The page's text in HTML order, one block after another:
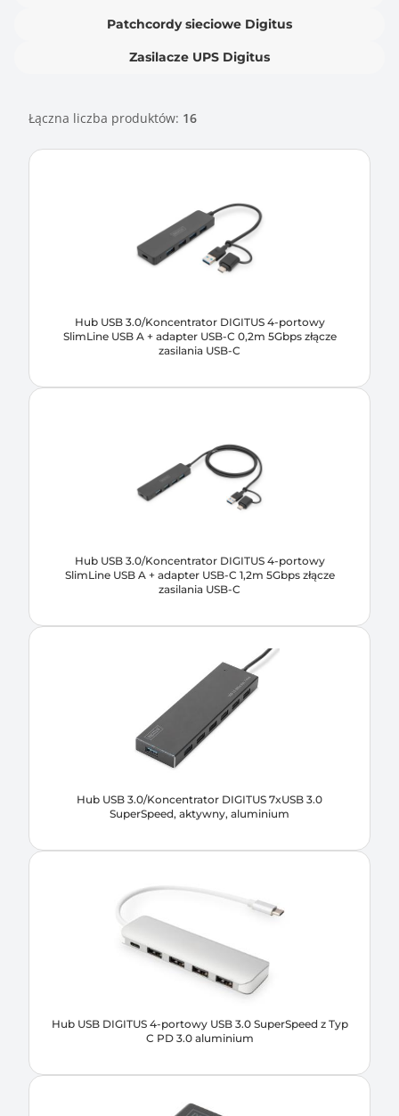
Patchcordy sieciowe Digitus
Zasilacze UPS Digitus
Łączna liczba produktów: 16
Hub USB 3.0/Koncentrator DIGITUS 4-portowy
SlimLine USB A + adapter USB-C 0,2m 5Gbps złącze
zasilania USB-C
Hub USB 3.0/Koncentrator DIGITUS 4-portowy
SlimLine USB A + adapter USB-C 1,2m 5Gbps złącze
zasilania USB-C
Hub USB 3.0/Koncentrator DIGITUS 7xUSB 3.0
SuperSpeed, aktywny, aluminium
Hub USB DIGITUS 4-portowy USB 3.0 SuperSpeed z Typ
C PD 3.0 aluminium